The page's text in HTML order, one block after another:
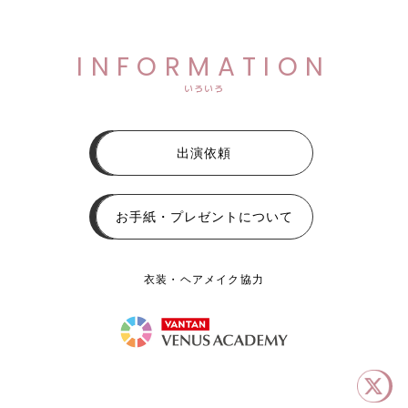
INFORMATION
いろいろ
出演依頼
お手紙・プレゼントについて
衣装・ヘアメイク協力